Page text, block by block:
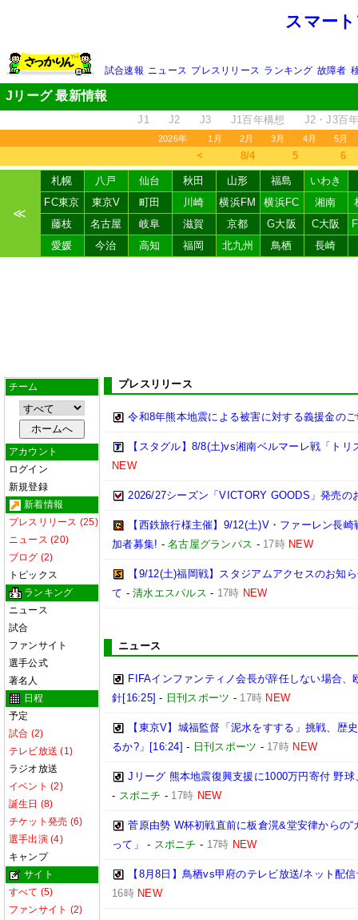
スマー
試合速報 ニュース プレスリリース ランキング 故障者
Jリーグ 最新情報
J1 J2 J3 J1百年構想 J2・J3百
2026年 1月 2月 3月 4月 5月
＜ 8/4 5 6
≪
札幌 八戸 仙台 秋田 山形 福島
いわき
FC東京
東京V 町田 川崎 横浜FM 横浜FC 湘南
藤枝
名古屋 岐阜 滋賀 京都 G大阪 C大阪
愛媛
今治 高知 福岡 北九州 鳥栖 長崎
チーム
アカウント
ログイン
新規登録
新着情報
プレスリリース (25)
ニュース (20)
ブログ (2)
トピックス
ランキング
ニュース
試合
ファンサイト
選手公式
著名人
日程
予定
試合 (2)
テレビ放送 (1)
ラジオ放送
イベント (2)
誕生日 (8)
チケット発売 (6)
選手出演 (4)
キャンプ
サイト
すべて (5)
ファンサイト (2)
プレスリリース
令和8年熊本地震による被害に対する義援金の
【スタグル】8/8(土)vs湘南ベルマーレ戦「トリ
NEW
2026/27シーズン「VICTORY GOODS」発売の
【西鉄旅行様主催】9/12(土)V・ファーレン長
加者募集! -名古屋グランパス - 17時 NEW
【9/12(土)福岡戦】スタジアムアクセスのお知
て -清水エスパルス - 17時 NEW
ニュース
FIFAインファンティノ会長が辞任しない場合
針[16:25] - 日刊スポーツ - 17時 NEW
【東京V】城福監督「泥水をすする」挑戦、歴
るか?」[16:24] - 日刊スポーツ - 17時 NEW
Jリーグ 熊本地震復興支援に1000万円寄付 野
- スポニチ - 17時 NEW
菅原由勢 W杯初戦直前に板倉滉&堂安律からの
って」
- スポニチ - 17時 NEW
【8月8日】鳥栖vs甲府のテレビ放送/ネット配
16時 NEW